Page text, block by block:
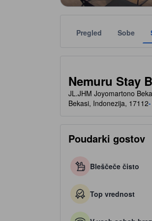
Pregled Sobe
Nemuru Stay
JL.JHM Joyomartono
Bekasi, Indonezija, 17112
Poudarki gostov
Bleščeče čisto
Top vrednost